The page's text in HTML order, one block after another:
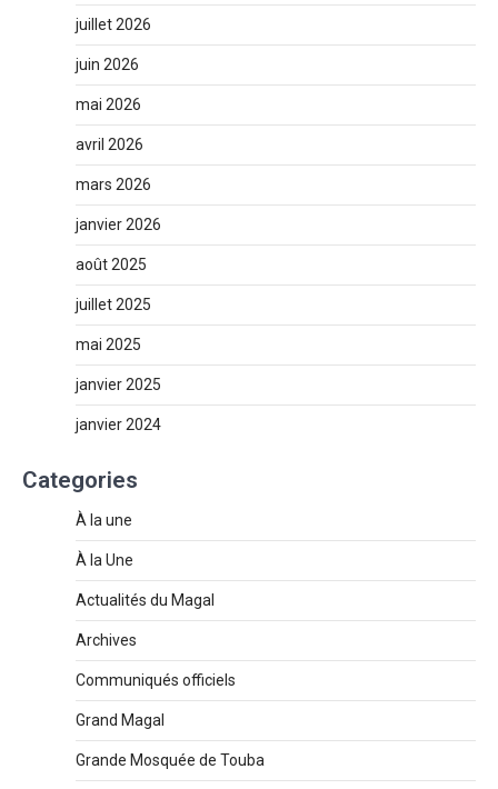
juillet 2026
juin 2026
mai 2026
avril 2026
mars 2026
janvier 2026
août 2025
juillet 2025
mai 2025
janvier 2025
janvier 2024
Categories
À la une
À la Une
Actualités du Magal
Archives
Communiqués officiels
Grand Magal
Grande Mosquée de Touba